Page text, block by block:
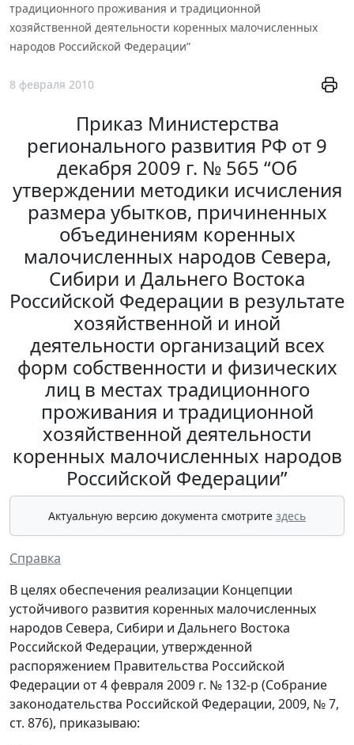
традиционного проживания и традиционной
хозяйственной деятельности коренных малочисленных
народов Российской Федерации”
8 февраля 2010
Приказ Министерства
регионального развития РФ от 9
декабря 2009 г. № 565 “Об
утверждении методики исчисления
размера убытков, причиненных
объединениям коренных
малочисленных народов Севера,
Сибири и Дальнего Востока
Российской Федерации в результате
хозяйственной и иной
деятельности организаций всех
форм собственности и физических
лиц в местах традиционного
проживания и традиционной
хозяйственной деятельности
коренных малочисленных народов
Российской Федерации”
Актуальную версию документа смотрите здесь
Справка
В целях обеспечения реализации Концепции
устойчивого развития коренных малочисленных
народов Севера, Сибири и Дальнего Востока
Российской Федерации, утвержденной
распоряжением Правительства Российской
Федерации от 4 февраля 2009 г. № 132-р (Собрание
законодательства Российской Федерации, 2009, № 7,
ст. 876), приказываю: